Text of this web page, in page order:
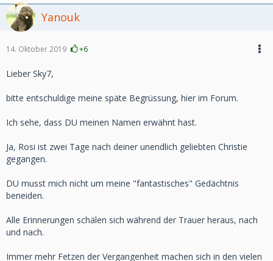
Yanouk
14. Oktober 2019 +6
Lieber Sky7,
bitte entschuldige meine späte Begrüssung, hier im Forum.
Ich sehe, dass DU meinen Namen erwähnt hast.
Ja, Rosi ist zwei Tage nach deiner unendlich geliebten Christie
gegangen.
DU musst mich nicht um meine "fantastisches" Gedächtnis
beneiden.
Alle Erinnerungen schälen sich während der Trauer heraus, nach
und nach.
Immer mehr Fetzen der Vergangenheit machen sich in den vielen